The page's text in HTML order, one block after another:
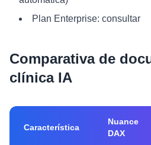
Plan Enterprise: consultar
Comparativa de
clínica IA
Característica
Nuance
DAX